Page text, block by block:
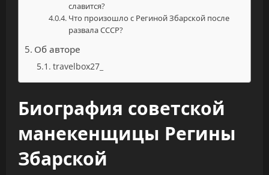
славится?
Что произошло с Региной Збарской после
развала СССР?
Об авторе
travelbox27_
Биография советской
манекенщицы Регины
Збарской